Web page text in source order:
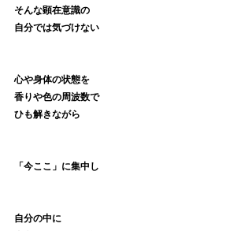
そんな顕在意識の
自分では気づけない
心や身体の状態を
香りや色の周波数で
ひも解きながら
「今ここ」に集中し
自分の中に